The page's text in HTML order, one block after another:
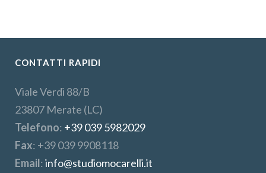
CONTATTI RAPIDI
Viale Verdi 88/B
23807 Merate (LC)
Telefono: +39 039 5982029
Fax: +39 039 9908118
Email:info@studiomocarelli.it